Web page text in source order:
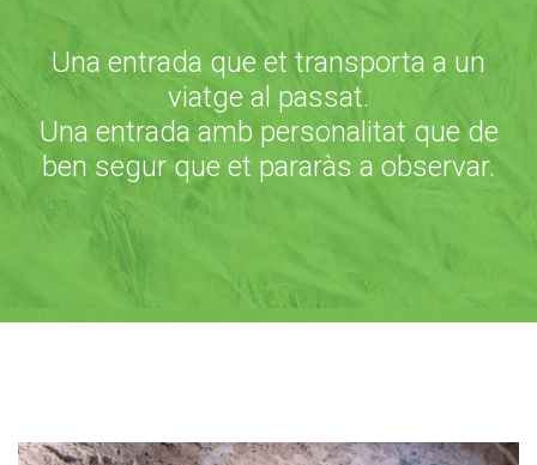
Una entrada que et transporta a un
viatge al passat.
Una entrada amb personalitat que de
ben segur que et pararàs a observar.